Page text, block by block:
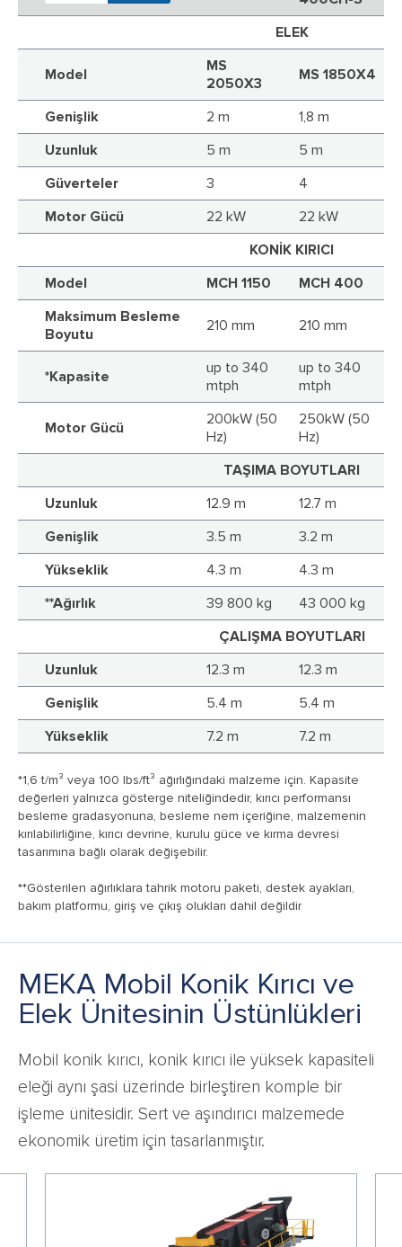
ELEK
Model
MS
2050X3
MS 1850X4
Genişlik 2 m
1,8 m
Uzunluk
5 m
5 m
Güverteler
3
4
Motor Gücü
22 kW
22 kW
KONİK KIRICI
Model
MCH 1150
MCH 400
Maksimum Besleme
Boyutu
210 mm 210 mm
*Kapasite
up to 340
mtph
up to 340
mtph
Motor Gücü
200kW (50
Hz)
250kW (50
Hz)
TAŞIMA BOYUTLARI
Uzunluk
12.9 m
12.7 m
Genişlik
3.5 m
3.2 m
Yükseklik
4.3 m
4.3 m
**Ağırlık
39 800 kg
43 000 kg
ÇALIŞMA BOYUTLARI
Uzunluk
12.3 m
12.3 m
Genişlik
5.4 m
5.4 m
Yükseklik
7.2 m 7.2 m
*1,6 t/m³ veya 100 lbs/ft³ ağırlığındaki malzeme için. Kapasite
değerleri yalnızca gösterge niteliğindedir, kırıcı performansı
besleme gradasyonuna, besleme nem içeriğine, malzemenin
kırılabilirliğine, kırıcı devrine, kurulu güce ve kırma devresi
tasarımına bağlı olarak değişebilir.
**Gösterilen ağırlıklara tahrik motoru paketi, destek ayakları,
bakım platformu, giriş ve çıkış olukları dahil değildir
MEKA Mobil Konik Kırıcı ve
Elek Ünitesinin Üstünlükleri
Mobil konik kırıcı, konik kırıcı ile yüksek kapasiteli
eleği aynı şasi üzerinde birleştiren komple bir
işleme ünitesidir. Sert ve aşındırıcı malzemede
ekonomik üretim için tasarlanmıştır.